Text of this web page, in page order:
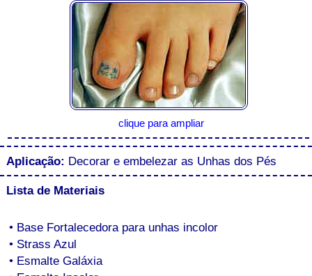
clique para ampliar
Aplicação: Decorar e embelezar as Unhas dos Pés
Lista de Materiais
• Base Fortalecedora para unhas incolor
• Strass Azul
• Esmalte Galáxia